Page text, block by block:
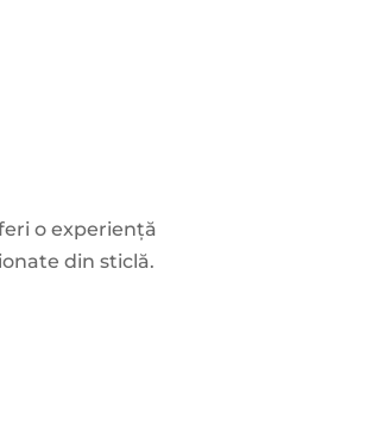
o experiență
din sticlă.